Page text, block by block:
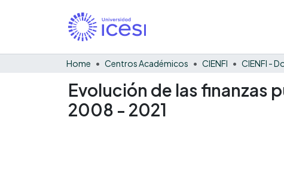
Home Centros Académicos CIENFI
Evolución de las finanzas
2008 - 2021